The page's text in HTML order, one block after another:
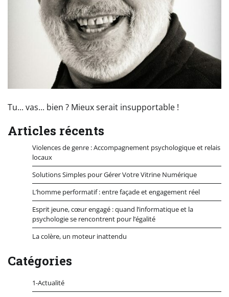
Tu... vas... bien ? Mieux serait insupportable !
Articles récents
Violences de genre : Accompagnement psychologique et relais
locaux
Solutions Simples pour Gérer Votre Vitrine Numérique
L’homme performatif : entre façade et engagement réel
Esprit jeune, cœur engagé : quand l’informatique et la
psychologie se rencontrent pour l’égalité
La colère, un moteur inattendu
Catégories
1-Actualité